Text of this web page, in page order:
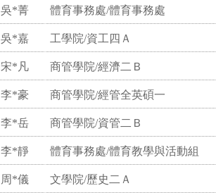
吳*菁 體育事務處/體育事務處
吳*嘉 工學院/資工四Ａ
宋*凡 商管學院/經濟二Ｂ
李*豪 商管學院/經管全英碩一
李*岳 商管學院/資管二Ｂ
李*靜 體育事務處/體育教學與活動組
周*儀 文學院/歷史二Ａ